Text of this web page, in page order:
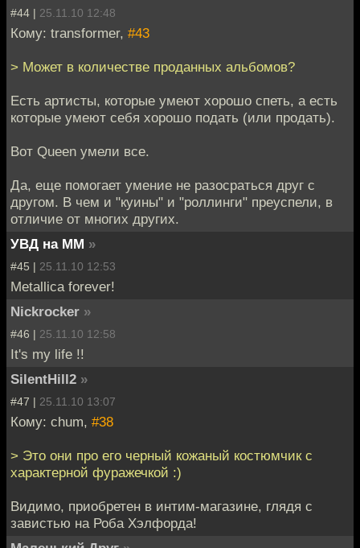
#44 | 25.11.10 12:48
Кому: transformer, #43
> Может в количестве проданных альбомов?
Есть артисты, которые умеют хорошо спеть, а есть
которые умеют себя хорошо подать (или продать).
Вот Queen умели все.
Да, еще помогает умение не разосраться друг с
другом. В чем и "куины" и "роллинги" преуспели, в
отличие от многих других.
УВД на ММ »
#45 | 25.11.10 12:53
Metallica forever!
Nickrocker »
#46 | 25.11.10 12:58
It's my life !!
SilentHill2 »
#47 | 25.11.10 13:07
Кому: chum, #38
> Это они про его черный кожаный костюмчик с
характерной фуражечкой :)
Видимо, приобретен в интим-магазине, глядя с
завистью на Роба Хэлфорда!